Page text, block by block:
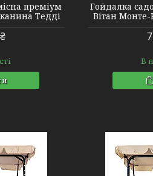
преміум
Тедді
Гойдалка
Вітан Монте-
В